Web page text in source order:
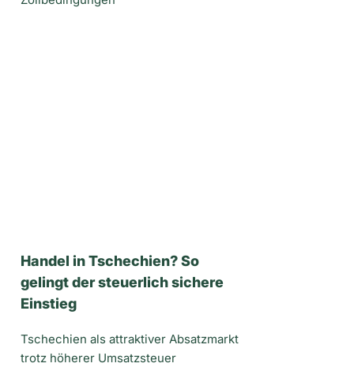
Handel in Tschechien? So
gelingt der steuerlich sichere
Einstieg
Tschechien als attraktiver Absatzmarkt
trotz höherer Umsatzsteuer